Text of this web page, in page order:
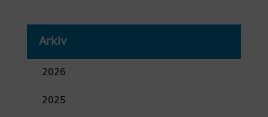
Arkiv
2026
2025